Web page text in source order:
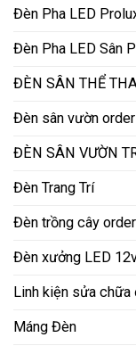
Đèn Pha LED
Đèn Pha LED Sân
ĐÈN SÂN THỂ
Đèn sân vườn order
ĐÈN SÂN VƯỜN
Đèn Trang Trí
Đèn trồng cây order
Đèn xưởng LED
Linh kiện sửa chữa
Máng Đèn